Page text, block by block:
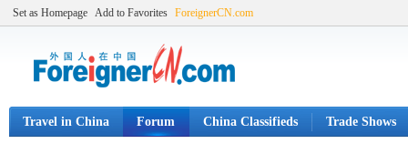
Set as Homepage Add to Favorites ForeignerCN.com
Travel in China Forum China Classifieds Trade Shows